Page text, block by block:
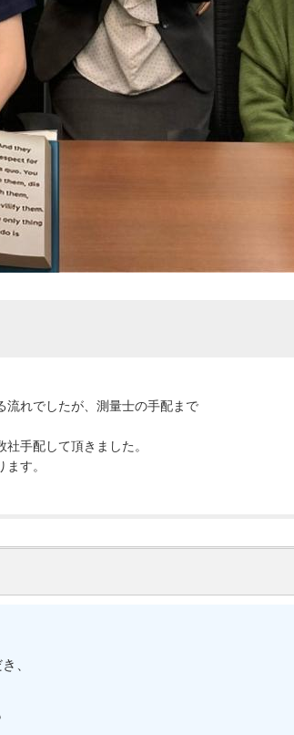
流れでしたが、測量士の手配まで
手配して頂きました。
す。
、